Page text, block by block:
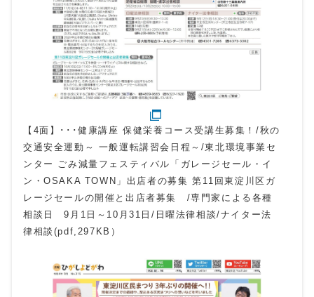
【4面】･･･健康講座 保健栄養コース受講生募集！/秋の
交通安全運動～ 一般運転講習会日程～/東北環境事業セ
ンター ごみ減量フェスティバル「ガレージセール・イ
ン・OSAKA TOWN」出店者の募集 第11回東淀川区ガ
レージセールの開催と出店者募集 /専門家による各種
相談日 9月1日～10月31日/日曜法律相談/ナイター法
律相談(pdf,297KB）